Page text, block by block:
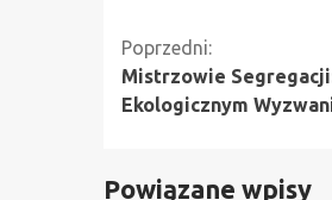
Kontynuuj
czytanie
Poprzedni:
Mistrzowie
Ekologicznym
Powiązane wpisy